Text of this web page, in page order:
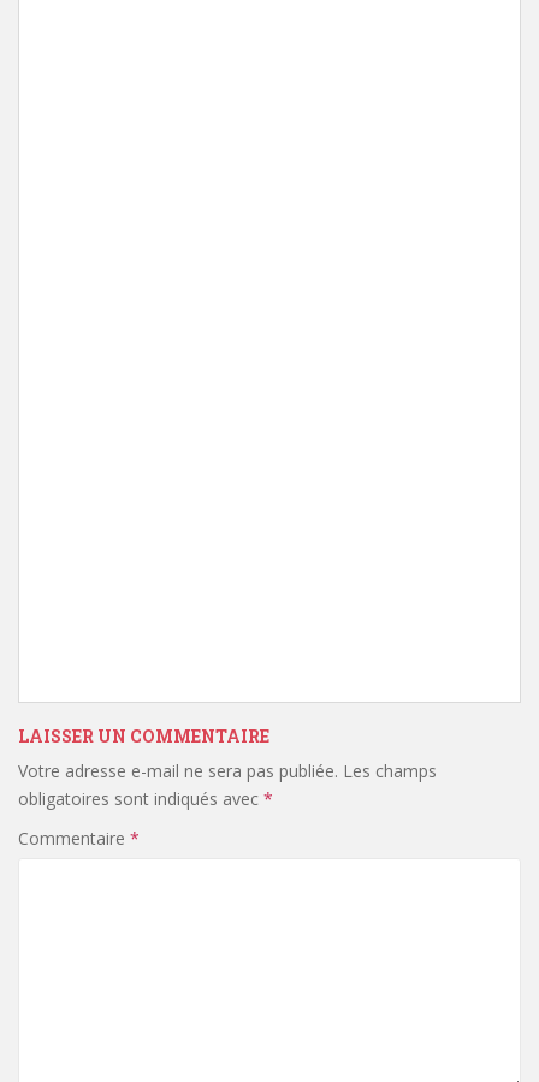
LAISSER UN COMMENTAIRE
Votre adresse e-mail ne sera pas publiée. Les champs
obligatoires sont indiqués avec *
Commentaire *